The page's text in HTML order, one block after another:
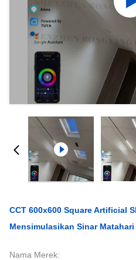
CCT 600x600 Square Artificial
Mensimulasikan Sinar Matahari
Nama Merek: